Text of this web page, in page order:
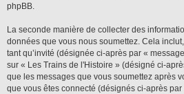
phpBB.
La seconde manière de collecter des
données que vous nous soumettez. Cela
tant qu’invité (désignée ci-après par «
sur « Les Trains de l'Histoire » (désigné ci-
que les messages que vous soumettez après
que vous êtes connecté (désignés ci-après